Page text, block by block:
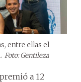
entre ellas el
Foto: Gentileza
a 12